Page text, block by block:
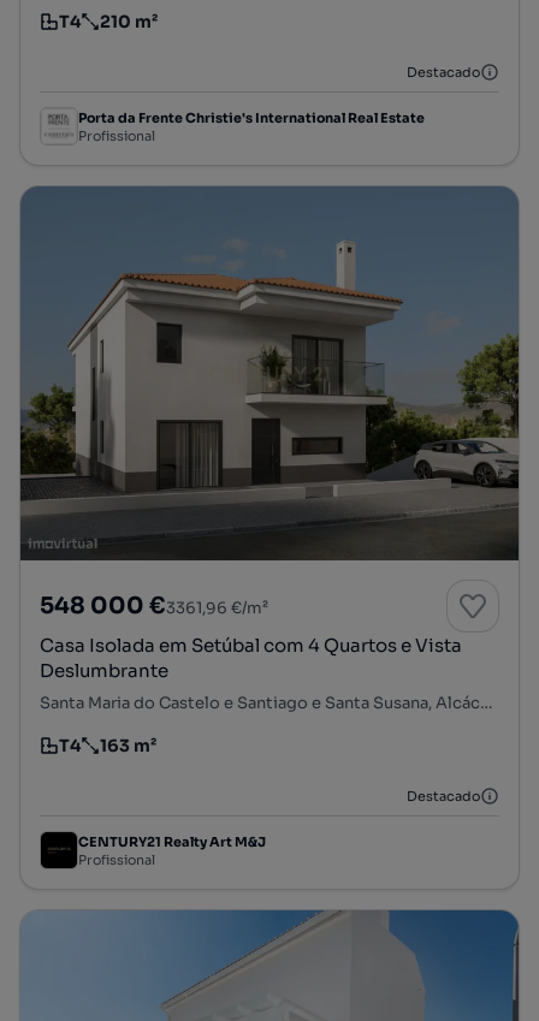
Tipologia
T4
Preço por metro quadrado
210 m²
Destacado
Porta da Frente Christie's International Real Estate
Profissional
548 000 €3361,96 €/m²
Casa Isolada em Setúbal com 4 Quartos e Vista
Deslumbrante
Santa Maria do Castelo e Santiago e Santa Susana, Alcácer do Sal, Setúbal
Tipologia
T4
Preço por metro quadrado
163 m²
Destacado
CENTURY21 Realty Art M&J
Profissional